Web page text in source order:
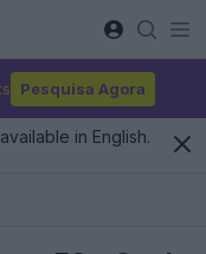
Pesquisa Agora
in English.